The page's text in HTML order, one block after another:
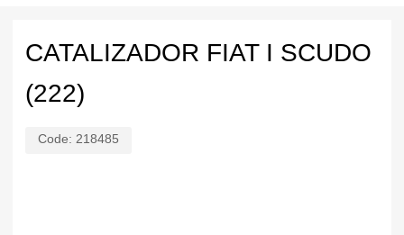
CATALIZADOR FIAT I SCUDO
(222)
Code: 218485